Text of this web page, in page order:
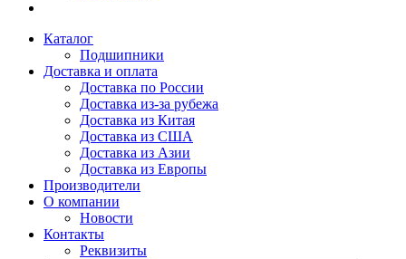
Каталог
Подшипники
Доставка и оплата
Доставка по России
Доставка из-за рубежа
Доставка из Китая
Доставка из США
Доставка из Азии
Доставка из Европы
Производители
О компании
Новости
Контакты
Реквизиты